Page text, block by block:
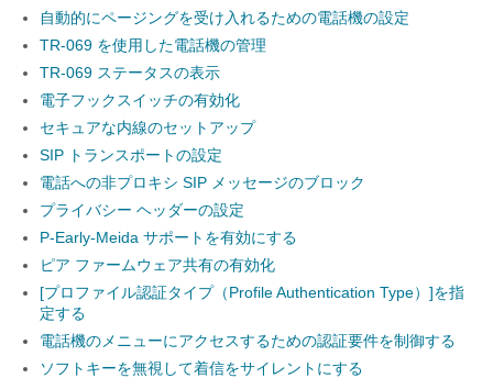
自動的にページングを受け入れるための電話機の設定
TR-069 を使用した電話機の管理
TR-069 ステータスの表示
電子フックスイッチの有効化
セキュアな内線のセットアップ
SIP トランスポートの設定
電話への非プロキシ SIP メッセージのブロック
プライバシー ヘッダーの設定
P-Early-Meida サポートを有効にする
ピア ファームウェア共有の有効化
[プロファイル認証タイプ（Profile Authentication Type）]を指
定する
電話機のメニューにアクセスするための認証要件を制御する
ソフトキーを無視して着信をサイレントにする